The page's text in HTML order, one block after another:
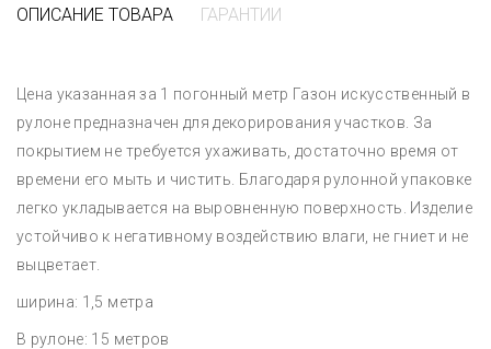
ОПИСАНИЕ ТОВАРА ГАРАНТИИ
Цена указанная за 1 погонный метр Газон искусственный в
рулоне предназначен для декорирования участков. За
покрытием не требуется ухаживать, достаточно время от
времени его мыть и чистить. Благодаря рулонной упаковке
легко укладывается на выровненную поверхность. Изделие
устойчиво к негативному воздействию влаги, не гниет и не
выцветает.
ширина: 1,5 метра
В рулоне: 15 метров